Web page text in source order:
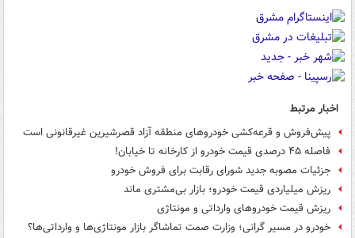
اخبار مرتبط
پیش‌فروش و قرعه‌کشی خودروهای منطقه آزاد قصرشیرین غیرقانونی است
فاصله ۴۵ درصدی قیمت خودرو از کارخانه تا خیابان!
جزئیات مصوبه جدید شورای رقابت برای فروش خودرو
ریزش میلیاردی قیمت خودرو؛ بازار بی‌مشتری ماند
ریزش قیمت خودروهای وارداتی و مونتاژی
خودرو در مسیر گرانی؛ وزارت صمت تماشاگر بازار مونتاژی‌ها و وارداتی‌ها؟